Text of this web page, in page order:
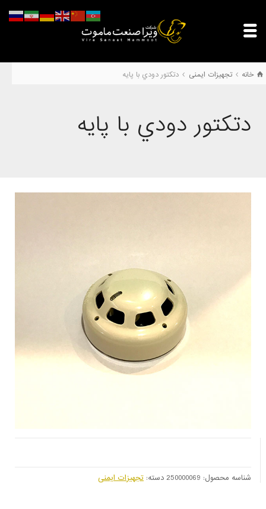
خانه تجهیزات ایمنی دتكتور دودي با پايه
دتكتور دودي با پايه
شناسه محصول: 250000069 دسته: تجهیزات ایمنی